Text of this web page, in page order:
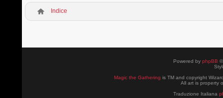
Indice
Powered by phpBB
Magic the Gathering is TM and copyright
All art is property
Traduzione Italiana